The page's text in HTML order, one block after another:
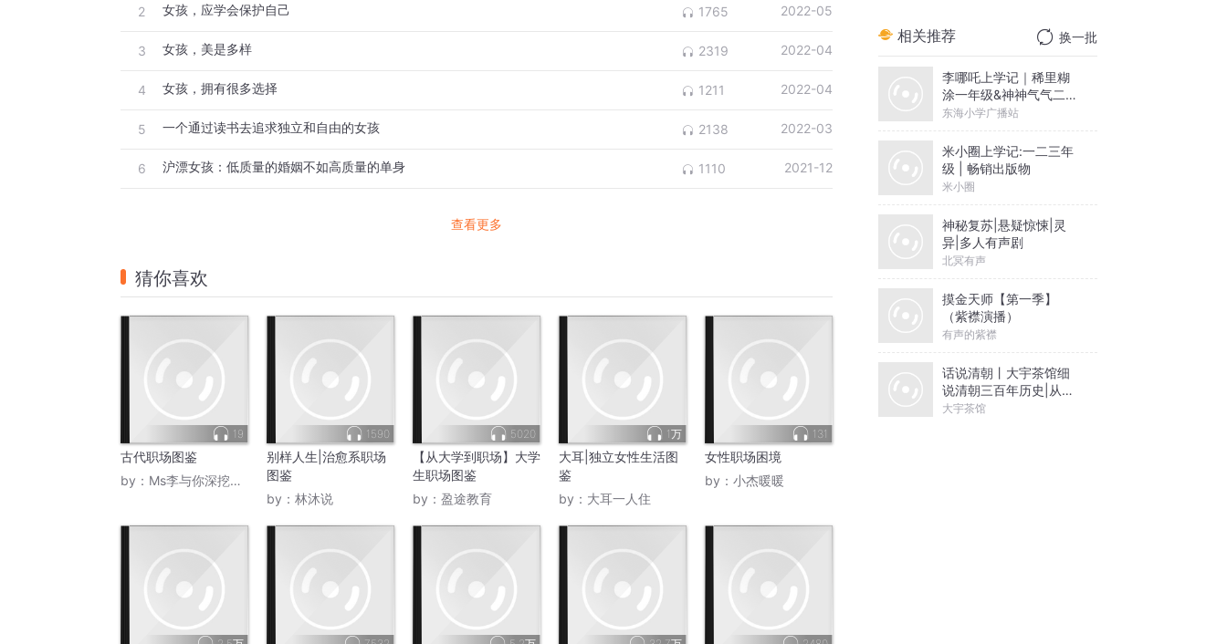
2 女孩，应学会保护自己 1765 2022-05
3 女孩，美是多样 2319 2022-04
4 女孩，拥有很多选择 1211 2022-04
5 一个通过读书去追求独立和自由的女孩 2138 2022-03
6 沪漂女孩：低质量的婚姻不如高质量的单身 1110 2021-12
查看更多
猜你喜欢
19
古代职场图鉴
by： Ms李与你深挖国学文化
1590
别样人生|治愈系职场
图鉴
by： 林沐说
5020
【从大学到职场】大学
生职场图鉴
by： 盈途教育
1万
大耳|独立女性生活图
鉴
by： 大耳一人住
131
女性职场困境
by： 小杰暖暖
相关推荐 换一批
李哪吒上学记｜稀里糊
涂一年级&神神气气二年
级
东海小学广播站
米小圈上学记:一二三年
级 | 畅销出版物
米小圈
神秘复苏|悬疑惊悚|灵
异|多人有声剧
北冥有声
摸金天师【第一季】
（紫襟演播）
有声的紫襟
话说清朝丨大宇茶馆细
说清朝三百年历史|从努
尔哈赤到末代皇帝溥仪|
大宇茶馆